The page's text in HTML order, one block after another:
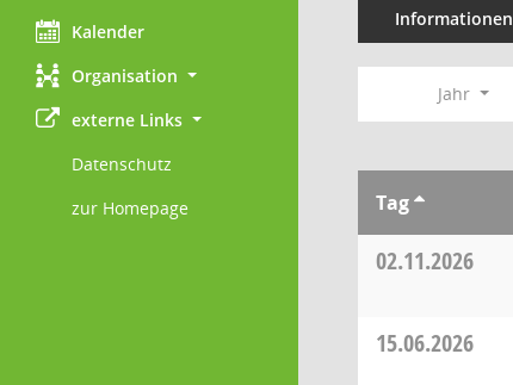
Kalender
Organisation
externe Links
Datenschutz
zur Homepage
Informationen
Jahr
Tag
02.11.2026
15.06.2026